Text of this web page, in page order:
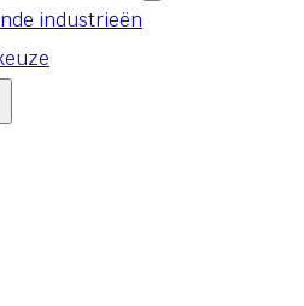
industrieën